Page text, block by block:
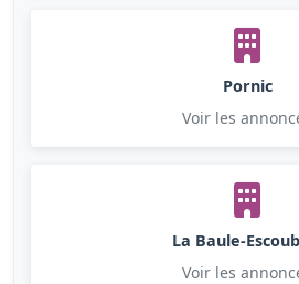
Pornic
Voir les
La Baule-
Voir les